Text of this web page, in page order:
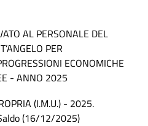
AL PERSONALE DEL
PER
ECONOMICHE
- ANNO 2025
(I.M.U.) - 2025.
(16/12/2025)